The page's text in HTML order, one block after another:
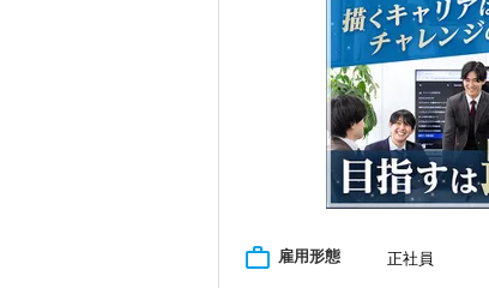
work_outline 雇用形態 正社員